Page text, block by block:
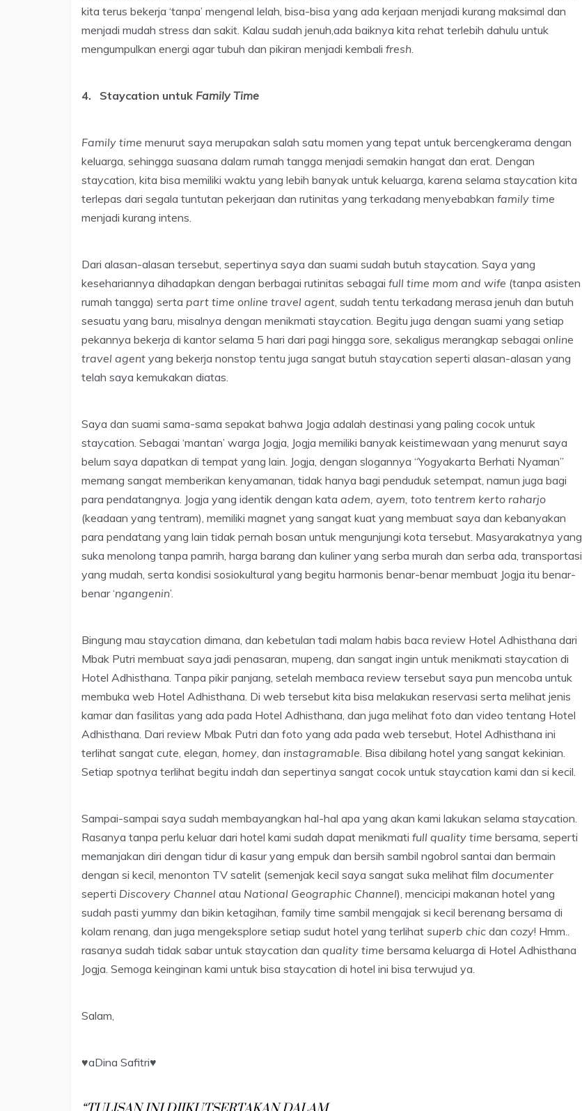
kita terus bekerja ‘tanpa’ mengenal lelah, bisa-bisa yang ada kerjaan menjadi kurang maksimal dan
menjadi mudah stress dan sakit. Kalau sudah jenuh,ada baiknya kita rehat terlebih dahulu untuk
mengumpulkan energi agar tubuh dan pikiran menjadi kembali fresh
4. Staycation untuk Family Time
Family time menurut saya merupakan salah satu momen yang tepat untuk bercengkerama dengan
keluarga, sehingga suasana dalam rumah tangga menjadi semakin hangat dan erat. Dengan
staycation, kita bisa memiliki waktu yang lebih banyak untuk keluarga, karena selama staycation kita
terlepas dari segala tuntutan pekerjaan dan rutinitas yang terkadang menyebabkan family time
menjadi kurang intens.
Dari alasan-alasan tersebut, sepertinya saya dan suami sudah butuh staycation. Saya yang
kesehariannya dihadapkan dengan berbagai rutinitas sebagai full time mom and wife (tanpa asisten
rumah tangga) serta part time online travel agent , sudah tentu terkadang merasa jenuh dan butuh
sesuatu yang baru, misalnya dengan menikmati staycation. Begitu juga dengan suami yang setiap
pekannya bekerja di kantor selama 5 hari dari pagi hingga sore, sekaligus merangkap sebagai online
travel agent yang bekerja nonstop tentu juga sangat butuh staycation seperti alasan-alasan yang
telah saya kemukakan diatas.
Saya dan suami sama-sama sepakat bahwa Jogja adalah destinasi yang paling cocok untuk
staycation. Sebagai ‘mantan’ warga Jogja, Jogja memiliki banyak keistimewaan yang menurut saya
belum saya dapatkan di tempat yang lain. Jogja, dengan slogannya “Yogyakarta Berhati Nyaman”
memang sangat memberikan kenyamanan, tidak hanya bagi penduduk setempat, namun juga bagi
para pendatangnya. Jogja yang identik dengan kata adem, ayem, toto tentrem kerto raharjo
(keadaan yang tentram), memiliki magnet yang sangat kuat yang membuat saya dan kebanyakan
para pendatang yang lain tidak pernah bosan untuk mengunjungi kota tersebut. Masyarakatnya yang
suka menolong tanpa pamrih, harga barang dan kuliner yang serba murah dan serba ada, transportasi
yang mudah, serta kondisi sosiokultural yang begitu harmonis benar-benar membuat Jogja itu benar-
benar ‘ngangenin’.
Bingung mau staycation dimana, dan kebetulan tadi malam habis baca review Hotel Adhisthana dari
Mbak Putri membuat saya jadi penasaran, mupeng, dan sangat ingin untuk menikmati staycation di
Hotel Adhisthana. Tanpa pikir panjang, setelah membaca review tersebut saya pun mencoba untuk
membuka web Hotel Adhisthana. Di web tersebut kita bisa melakukan reservasi serta melihat jenis
kamar dan fasilitas yang ada pada Hotel Adhisthana, dan juga melihat foto dan video tentang Hotel
Adhisthana. Dari review Mbak Putri dan foto yang ada pada web tersebut, Hotel Adhisthana ini
terlihat sangat cute , elegan, homey , dan instagramable . Bisa dibilang hotel yang sangat kekinian.
Setiap spotnya terlihat begitu indah dan sepertinya sangat cocok untuk staycation kami dan si kecil.
Sampai-sampai saya sudah membayangkan hal-hal apa yang akan kami lakukan selama staycation.
Rasanya tanpa perlu keluar dari hotel kami sudah dapat menikmati full quality time bersama, seperti
memanjakan diri dengan tidur di kasur yang empuk dan bersih sambil ngobrol santai dan bermain
dengan si kecil, menonton TV satelit (semenjak kecil saya sangat suka melihat film documenter
seperti Discovery Channel atau National Geographic Channel), mencicipi makanan hotel yang
sudah pasti yummy dan bikin ketagihan, family time sambil mengajak si kecil berenang bersama di
kolam renang, dan juga mengeksplore setiap sudut hotel yang terlihat superb chic dan cozy! Hmm..
rasanya sudah tidak sabar untuk staycation dan quality time bersama keluarga di Hotel Adhisthana
Jogja. Semoga keinginan kami untuk bisa staycation di hotel ini bisa terwujud ya.
Salam,
♥aDina Safitri♥